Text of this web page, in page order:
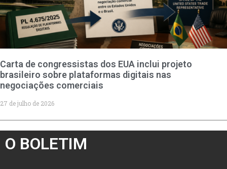
Carta de congressistas dos EUA inclui projeto
brasileiro sobre plataformas digitais nas
negociações comerciais
27 de julho de 2026
O BOLETIM